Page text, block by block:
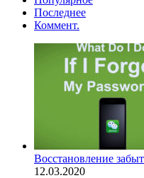
Последнее
Коммент.
Восстановление
12.03.2020